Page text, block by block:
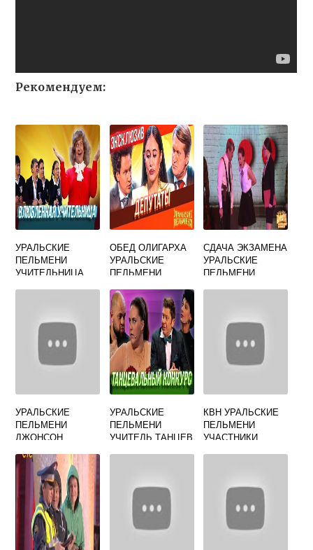
Рекомендуем:
УРАЛЬСКИЕ
ПЕЛЬМЕНИ
УЧИТЕЛЬНИЦА
ОБЕД ОЛИГАРХА
УРАЛЬСКИЕ
ПЕЛЬМЕНИ
СДАЧА ЭКЗАМЕНА
УРАЛЬСКИЕ
ПЕЛЬМЕНИ
УРАЛЬСКИЕ
ПЕЛЬМЕНИ
ДЖОНСОН
КАРТОШКУ
УРАЛЬСКИЕ
ПЕЛЬМЕНИ
УЧИТЕЛЬ ТАНЦЕВ
КВН УРАЛЬСКИЕ
ПЕЛЬМЕНИ
УЧАСТНИКИ